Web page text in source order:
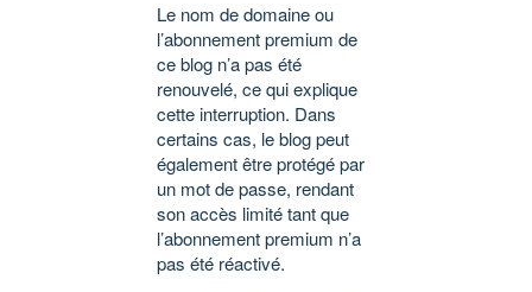
Le nom de domaine ou
l’abonnement premium de
ce blog n’a pas été
renouvelé, ce qui explique
cette interruption. Dans
certains cas, le blog peut
également être protégé par
un mot de passe, rendant
son accès limité tant que
l’abonnement premium n’a
pas été réactivé.